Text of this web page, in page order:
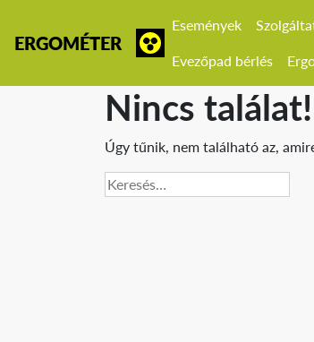
ERGOMÉTER
Események
Evezőpad bérlés
Nincs találat!
Úgy tűnik, nem található az,
Keresés: